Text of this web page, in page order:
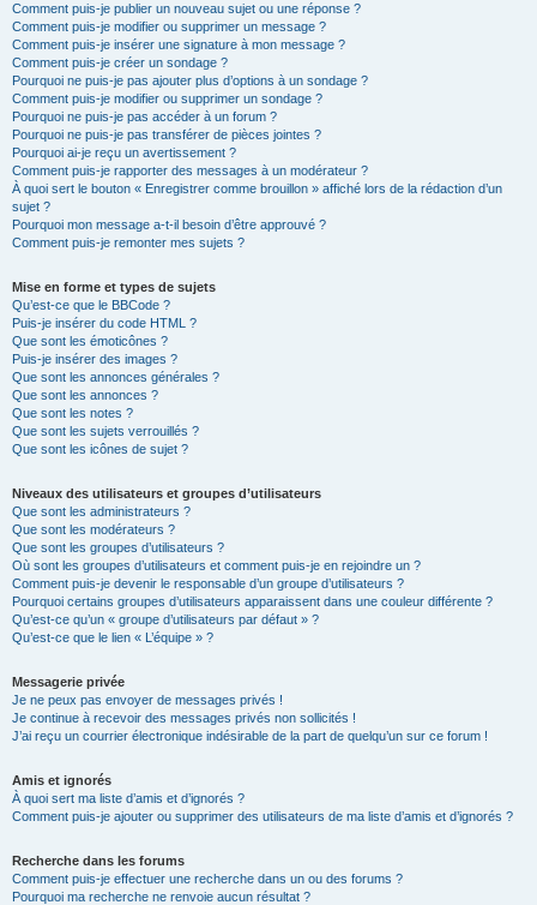
Comment puis-je publier un nouveau sujet ou une réponse ?
Comment puis-je modifier ou supprimer un message ?
Comment puis-je insérer une signature à mon message ?
Comment puis-je créer un sondage ?
Pourquoi ne puis-je pas ajouter plus d’options à un sondage ?
Comment puis-je modifier ou supprimer un sondage ?
Pourquoi ne puis-je pas accéder à un forum ?
Pourquoi ne puis-je pas transférer de pièces jointes ?
Pourquoi ai-je reçu un avertissement ?
Comment puis-je rapporter des messages à un modérateur ?
À quoi sert le bouton « Enregistrer comme brouillon » affiché lors de la rédaction d’un
sujet ?
Pourquoi mon message a-t-il besoin d’être approuvé ?
Comment puis-je remonter mes sujets ?
Mise en forme et types de sujets
Qu’est-ce que le BBCode ?
Puis-je insérer du code HTML ?
Que sont les émoticônes ?
Puis-je insérer des images ?
Que sont les annonces générales ?
Que sont les annonces ?
Que sont les notes ?
Que sont les sujets verrouillés ?
Que sont les icônes de sujet ?
Niveaux des utilisateurs et groupes d’utilisateurs
Que sont les administrateurs ?
Que sont les modérateurs ?
Que sont les groupes d’utilisateurs ?
Où sont les groupes d’utilisateurs et comment puis-je en rejoindre un ?
Comment puis-je devenir le responsable d’un groupe d’utilisateurs ?
Pourquoi certains groupes d’utilisateurs apparaissent dans une couleur différente ?
Qu’est-ce qu’un « groupe d’utilisateurs par défaut » ?
Qu’est-ce que le lien « L’équipe » ?
Messagerie privée
Je ne peux pas envoyer de messages privés !
Je continue à recevoir des messages privés non sollicités !
J’ai reçu un courrier électronique indésirable de la part de quelqu’un sur ce forum !
Amis et ignorés
À quoi sert ma liste d’amis et d’ignorés ?
Comment puis-je ajouter ou supprimer des utilisateurs de ma liste d’amis et d’ignorés ?
Recherche dans les forums
Comment puis-je effectuer une recherche dans un ou des forums ?
Pourquoi ma recherche ne renvoie aucun résultat ?